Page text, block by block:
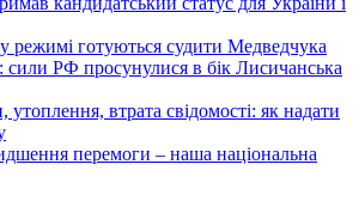
режимі готуються судити Медведчука
сили РФ просунулися в бік Лисичанська
втрата свідомості: як надати
перемоги – наша національна